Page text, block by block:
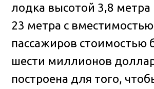
лодка высотой 3,8
23 метра с
пассажиров стоимостью
шести миллионов
построена для того,